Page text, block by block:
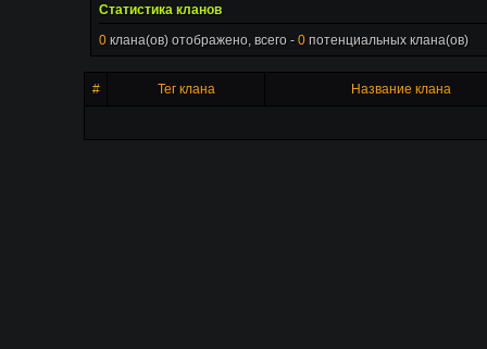
Статистика кланов
0 клана(ов) отображено, всего - 0 потенциальных клана(ов)
# Тег клана Название клана